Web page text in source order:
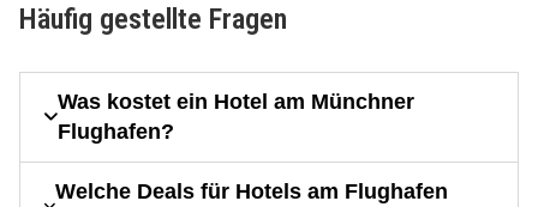
Häufig gestellte Fragen
Was kostet ein Hotel am Münchner
Flughafen?
Welche Deals für Hotels am Flughafen